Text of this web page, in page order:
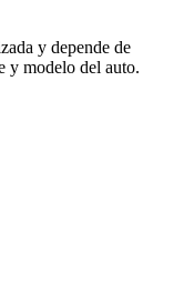
y depende de
y modelo del auto.